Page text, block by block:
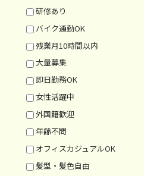
研修あり
バイク通勤OK
残業月10時間以内
大量募集
即日勤務OK
女性活躍中
外国籍歓迎
年齢不問
オフィスカジュアルOK
髪型・髪色自由